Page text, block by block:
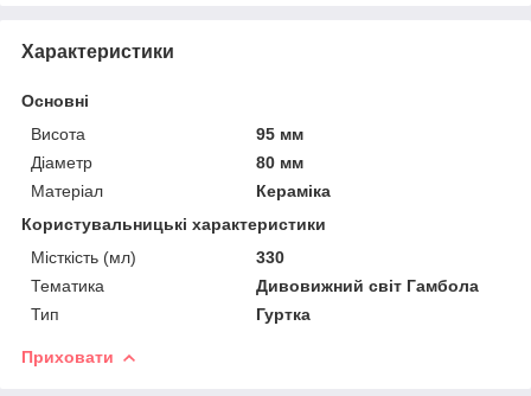
Характеристики
Основні
Висота
95 мм
Діаметр
80 мм
Матеріал
Кераміка
Користувальницькі характеристики
Місткість (мл)
330
Тематика
Дивовижний світ Гамбола
Тип
Гуртка
Приховати